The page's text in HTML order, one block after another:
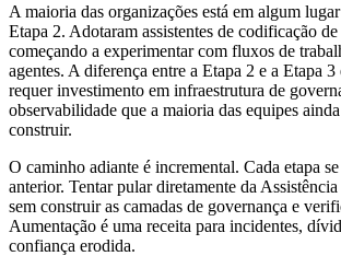
A maioria das organizações está em algum
Etapa 2. Adotaram assistentes de codificação
começando a experimentar com fluxos de
agentes. A diferença entre a Etapa 2 e a Etapa
requer investimento em infraestrutura de
observabilidade que a maioria das equipes
construir.
O caminho adiante é incremental. Cada etapa
anterior. Tentar pular diretamente da
sem construir as camadas de governança e
Aumentação é uma receita para incidentes,
confiança erodida.